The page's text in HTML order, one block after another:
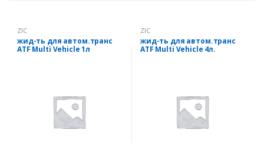
ZIC
жид-ть для автом.транс
ATF Multi Vehicle 1л
ZIC
жид-ть для автом.транс
ATF Multi Vehicle 4л.